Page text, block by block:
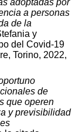
adoptadas por
a personas
de la
y
del Covid-19
Torino, 2022,
de
que operen
y previsibilidad